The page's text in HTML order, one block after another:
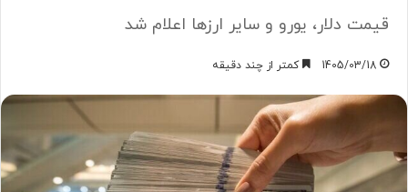
قیمت دلار، یورو و سایر ارزها اعلام شد
1405/03/18 کمتر از چند دقیقه